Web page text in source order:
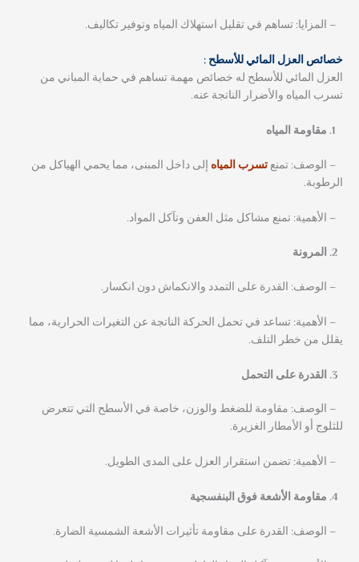
– المزايا: تساهم في تقليل استهلاك المياه وتوفير تكاليف.
خصائص العزل المائي للأسطح :
العزل المائي للأسطح له خصائص مهمة تساهم في حماية المباني من
تسرب المياه والأضرار الناتجة عنه.
مقاومة المياه
– الوصف: تمنعتسرب المياه إلى داخل المبنى، مما يحمي الهياكل من
الرطوبة.
– الأهمية: تمنع مشاكل مثل العفن وتآكل المواد.
المرونة
– الوصف: القدرة على التمدد والانكماش دون انكسار.
– الأهمية: تساعد في تحمل الحركة الناتجة عن التغيرات الحرارية، مما
يقلل من خطر التلف.
القدرة على التحمل
– الوصف: مقاومة للضغط والوزن، خاصة في الأسطح التي تتعرض
للثلوج أو الأمطار الغزيرة.
– الأهمية: تضمن استقرار العزل على المدى الطويل.
مقاومة الأشعة فوق البنفسجية
– الوصف: القدرة على مقاومة تأثيرات الأشعة الشمسية الضارة.